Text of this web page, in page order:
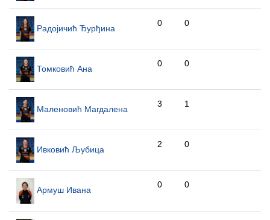
Радојичић Ђурђина
0 0
Томковић Ана
0 0
Маленовић Магдалена
3 1
Ивковић Љубица
2 0
Армуш Ивана
0 0